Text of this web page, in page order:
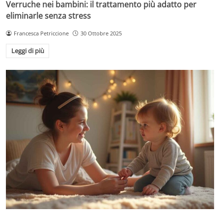
Verruche nei bambini: il trattamento più adatto per
eliminarle senza stress
Francesca Petriccione 30 Ottobre 2025
Leggi di più